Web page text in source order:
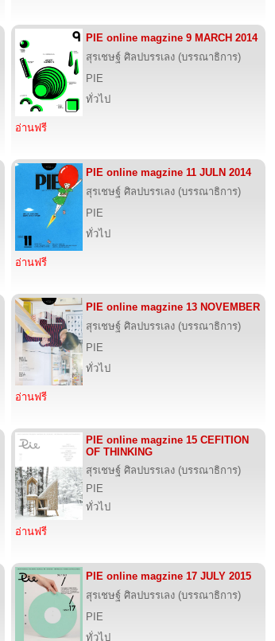
PIE online magzine 9 MARCH 2014
สุรเชษฐ์ ศิลปบรรเลง (บรรณาธิการ)
PIE
ทั่วไป
อ่านฟรี
PIE online magzine 11 JULN 2014
สุรเชษฐ์ ศิลปบรรเลง (บรรณาธิการ)
PIE
ทั่วไป
อ่านฟรี
PIE online magzine 13 NOVEMBER
สุรเชษฐ์ ศิลปบรรเลง (บรรณาธิการ)
PIE
ทั่วไป
อ่านฟรี
PIE online magzine 15 CEFITION
OF THINKING
สุรเชษฐ์ ศิลปบรรเลง (บรรณาธิการ)
PIE
ทั่วไป
อ่านฟรี
PIE online magzine 17 JULY 2015
สุรเชษฐ์ ศิลปบรรเลง (บรรณาธิการ)
PIE
ทั่วไป